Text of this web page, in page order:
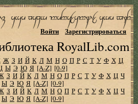
RoyalLib.com
Войти Зарегистрироваться
Ж З И Й К Л М Н О П Р С Т У Ф Х Ц
Ы Э Ю Я [A-Z] [0-9]
З И Й К Л М Н О П Р С Т У Ф Х Ц Ч
Ы Э Ю Я [A-Z] [0-9]
З И Й К Л М Н О П Р С Т У Ф Х Ц Ч
Ы Э Ю Я [A-Z] [0-9]